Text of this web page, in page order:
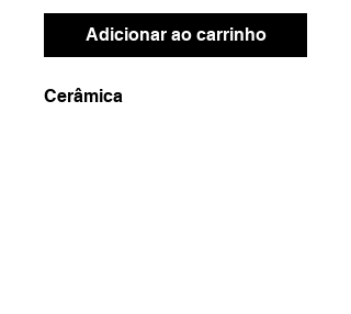
Adicionar ao carrinho
Cerâmica